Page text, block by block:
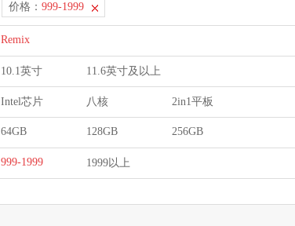
价格： 999-1999
Remix
10.1英寸 11.6英寸及以上
Intel芯片 八核 2in1平板
64GB 128GB 256GB
999-1999 1999以上